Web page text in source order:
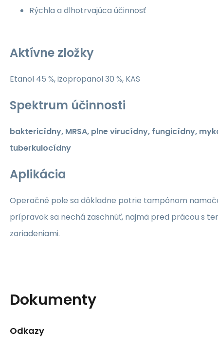
Rýchla a dlhotrvajúca účinnosť
Aktívne zložky
Etanol 45 %, izopropanol 30 %, KAS
Spektrum účinnosti
baktericídny, MRSA, plne virucídny, fungicídny,
tuberkulocídny
Aplikácia
Operačné pole sa dôkladne potrie tampónom
prípravok sa nechá zaschnúť, najmä pred prácou s
zariadeniami.
Dokumenty
Odkazy